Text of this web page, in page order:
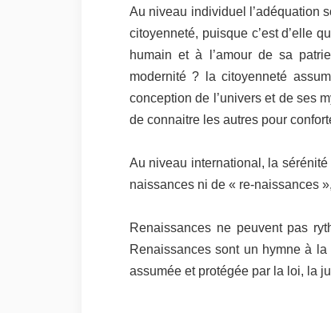
Au niveau individuel l’adéquation
citoyenneté, puisque c’est d’elle
humain et à l’amour de sa
modernité ? la citoyenneté
conception de l’univers et de ses
de connaitre les autres pour
Au niveau international, la
naissances ni de « re-naissances
Renaissances ne peuvent pas
Renaissances sont un hymne à
assumée et protégée par la loi, la